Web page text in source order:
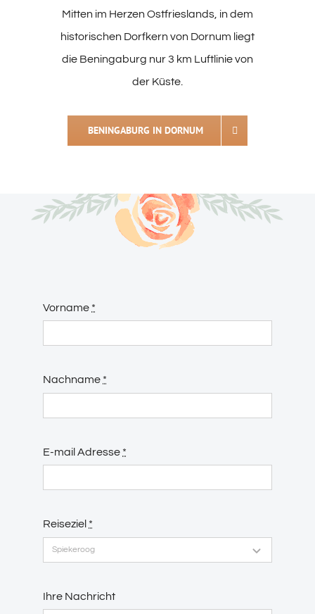
Mitten im Herzen Ostfrieslands, in dem
historischen Dorfkern von Dornum liegt
die Beningaburg nur 3 km Luftlinie von
der Küste.
BENINGABURG IN DORNUM
Vorname *
Nachname *
E-mail Adresse *
Reiseziel *
Ihre Nachricht